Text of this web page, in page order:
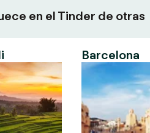
en el Tinder de otras
Barcelona